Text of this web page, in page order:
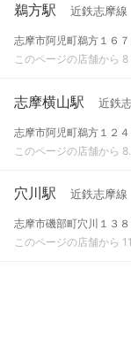
鵜方駅 近鉄志摩線
志摩市阿児町鵜方１６
このページの店舗から
志摩横山駅 近鉄
志摩市阿児町鵜方１２
このページの店舗から
穴川駅 近鉄志摩線
志摩市磯部町穴川１３
このページの店舗から